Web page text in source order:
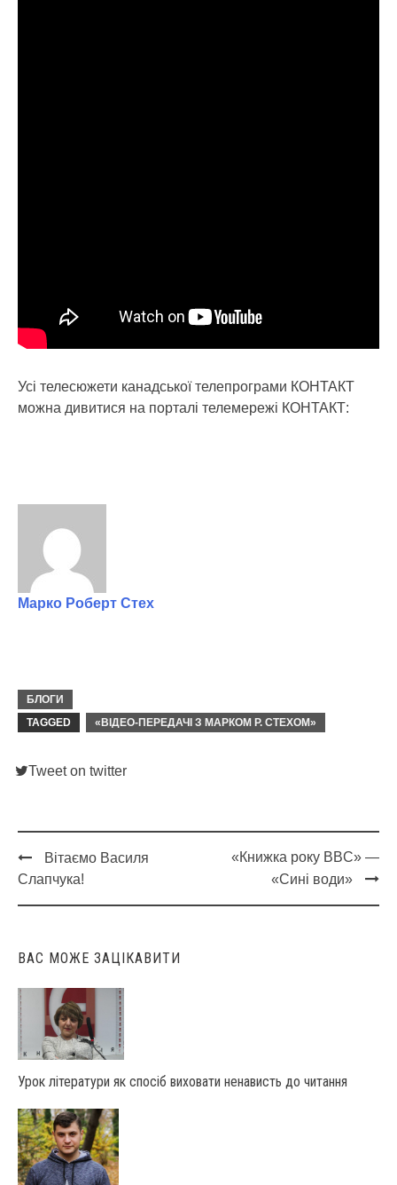
Усі телесюжети канадської телепрограми КОНТАКТ
можна дивитися на порталі телемережі КОНТАКТ:
Марко Роберт Стех
БЛОГИ
TAGGED
«ВІДЕО-ПЕРЕДАЧІ З МАРКОМ Р. СТЕХОМ»
Tweet on twitter
Post
navigation
Вітаємо Василя
Слапчука!
«Книжка року BBC» —
«Сині води»
ВАС МОЖЕ ЗАЦІКАВИТИ
Урок літератури як спосіб виховати ненависть до читання